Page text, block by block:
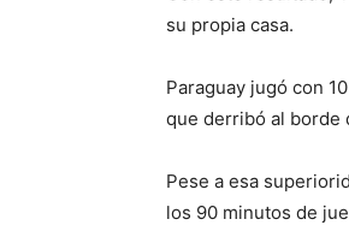
su propia casa.
Paraguay jugó con
que derribó al borde
Pese a esa
los 90 minutos de